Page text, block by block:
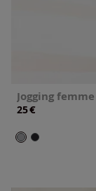
Jogging
25€